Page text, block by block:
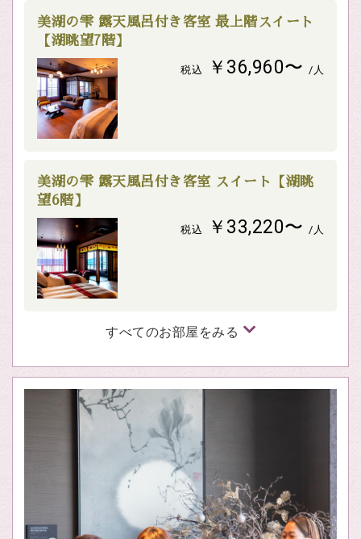
美湖の雫 露天風呂付き客室 最上階スイート
【湖眺望7階】
税込 ￥36,960〜 /人
美湖の雫 露天風呂付き客室 スイート【湖眺
望6階】
税込 ￥33,220〜 /人
すべてのお部屋をみる